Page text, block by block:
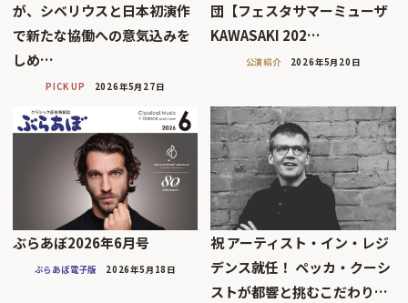
が、シベリウスと日本初演作
で新たな協働への意気込みを
しめ…
PICK UP 2026年5月27日
団【フェスタサマーミューザ
KAWASAKI 202…
公演紹介 2026年5月20日
ぶらあぼ2026年6月号
ぶらあぼ電子版 2026年5月18日
祝 アーティスト・イン・レジ
デンス就任！ ペッカ・クーシ
ストが都響と挑むこだわり…